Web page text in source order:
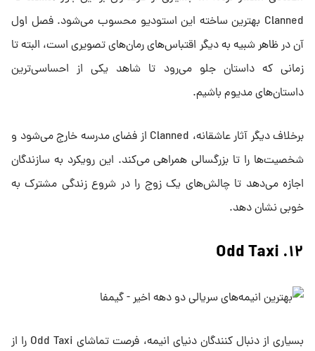
Clanned بهترین ساخته این استودیو محسوب می‌شود. فصل اول
آن در ظاهر شبیه به دیگر اقتباس‌های رمان‌های تصویری است، البته تا
زمانی که داستان جلو می‌رود تا شاهد یکی از احساسی‌ترین
داستان‌های مدیوم باشیم.
برخلاف دیگر آثار عاشقانه، Clanned از فضای مدرسه خارج می‌شود و
شخصیت‌ها را تا بزرگسالی همراهی می‌کند. این رویکرد به سازندگان
اجازه می‌دهد تا چالش‌های یک زوج را در شروع زندگی مشترک به
خوبی نشان دهد.
۱۲. Odd Taxi
بسیاری از دنبال کنندگان دنیای انیمه، فرصت تماشای Odd Taxi را از